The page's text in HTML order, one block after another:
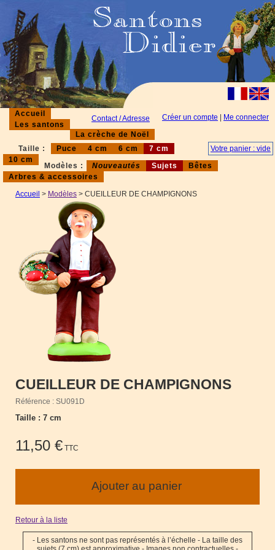
Créer un compte Me connecter
Contact / Adresse
Accueil
Les santons
La crèche de Noël
Votre panier : vide
Taille : Puce 4 cm 6 cm
7 cm
10 cm
Modèles : Nouveautés Sujets
Bêtes
Arbres & accessoires
Accueil > Modèles > CUEILLEUR DE CHAMPIGNONS
CUEILLEUR DE CHAMPIGNONS
Référence : SU091D
Taille : 7 cm
11,50 € TTC
Retour à la liste
- Les santons ne sont pas représentés à l’échelle - La taille des